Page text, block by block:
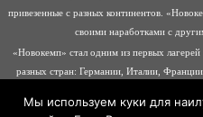
привезенные с разных континентов.
своими наработками с
«Новокемп» стал одним из первых
разных стран: Германии, Италии,
Мы используем куки для